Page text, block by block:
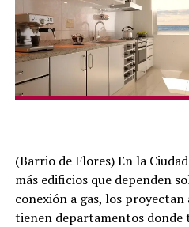
(Barrio de Flores) En la
más edificios que dependen
conexión a gas, los
tienen departamentos donde